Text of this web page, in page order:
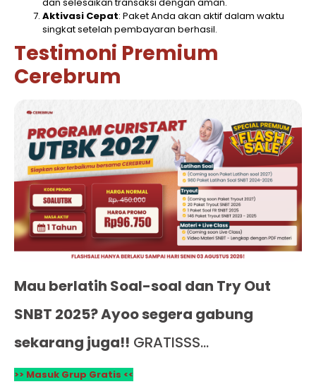
Aktivasi Cepat: Paket Anda akan aktif dalam waktu
singkat setelah pembayaran berhasil.
Testimoni Premium
Cerebrum
Mau berlatih Soal-soal dan Try Out
SNBT 2025? Ayoo segera gabung
sekarang juga!! GRATISSS…
>> Masuk Grup Gratis <<